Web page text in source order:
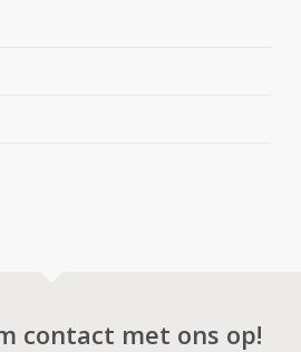
contact met ons op!